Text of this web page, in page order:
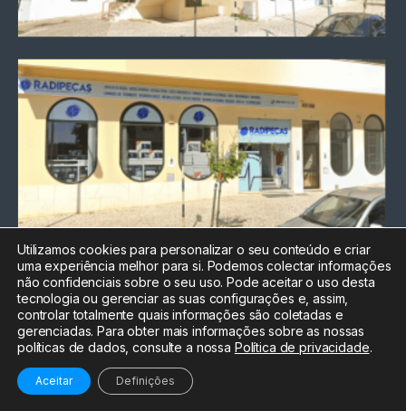
Chamada para a rede fixa
nacional
Electrónica:212
588 047
Informática:212
588 044
Utilizamos cookies para personalizar o seu conteúdo e criar
uma experiência melhor para si. Podemos colectar informações
não confidenciais sobre o seu uso. Pode aceitar o uso desta
tecnologia ou gerenciar as suas configurações e, assim,
controlar totalmente quais informações são coletadas e
gerenciadas. Para obter mais informações sobre as nossas
políticas de dados, consulte a nossa Política de privacidade.
Aceitar Definições